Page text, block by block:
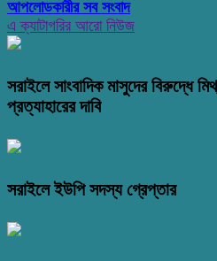
আপলোডকারীর সব সংবাদ
এ ক্যাটাগরির আরো নিউজ
সরাইলে সাংবাদিক মাসুদের বিরুদ্ধে
প্রত্যাহারের দাবি
সরাইলে ইউপি সদস্য গ্রেপ্তার